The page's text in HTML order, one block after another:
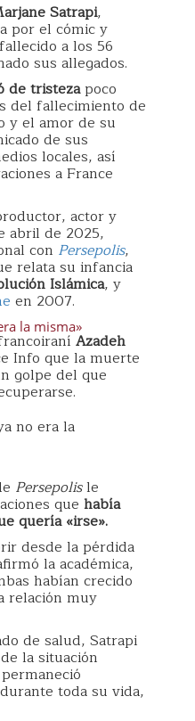
Satrapi,
por el cómic y
a los 56
sus allegados.
de tristezapoco
del fallecimiento de
y el amor de su
de sus
locales, así
a France
actor y
abril de 2025,
con Persepolis,
relata su infancia
Islámica, y
en 2007.
la misma»
Azadeh
Info que la muerte
golpe del que
no era la
Persepolisle
que había
quería «irse».
desde la pérdida
la académica,
habían crecido
relación muy
de salud, Satrapi
la situación
toda su vida,